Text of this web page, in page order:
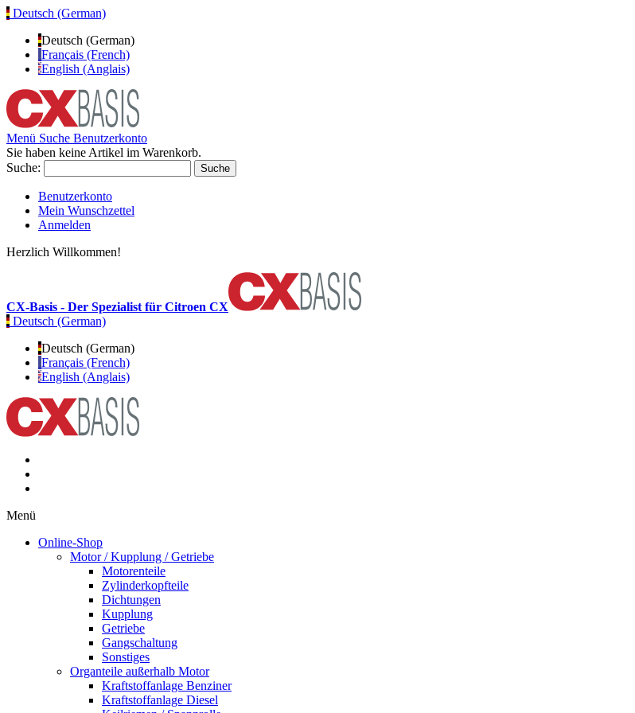
Deutsch (German)
Deutsch (German)
Français (French)
English (Anglais)
Menü Suche Benutzerkonto
Sie haben keine Artikel im Warenkorb.
Suche:
Suche
Benutzerkonto
Mein Wunschzettel
Anmelden
Herzlich Willkommen!
CX-Basis - Der Spezialist für Citroen CX
Deutsch (German)
Deutsch (German)
Français (French)
English (Anglais)
Menü
Online-Shop
Motor / Kupplung / Getriebe
Motorenteile
Zylinderkopfteile
Dichtungen
Kupplung
Getriebe
Gangschaltung
Sonstiges
Organteile außerhalb Motor
Kraftstoffanlage Benziner
Kraftstoffanlage Diesel